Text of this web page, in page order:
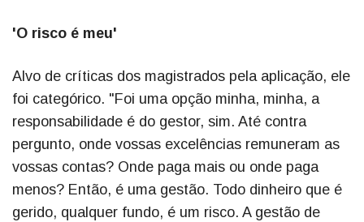
'O risco é meu'
Alvo de críticas dos magistrados pela aplicação, ele
foi categórico. "Foi uma opção minha, minha, a
responsabilidade é do gestor, sim. Até contra
pergunto, onde vossas excelências remuneram as
vossas contas? Onde paga mais ou onde paga
menos? Então, é uma gestão. Todo dinheiro que é
gerido, qualquer fundo, é um risco. A gestão de